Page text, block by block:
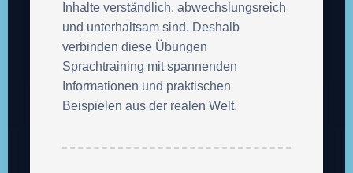
Inhalte verständlich, abwechslungsreich
und unterhaltsam sind. Deshalb
verbinden diese Übungen
Sprachtraining mit spannenden
Informationen und praktischen
Beispielen aus der realen Welt.